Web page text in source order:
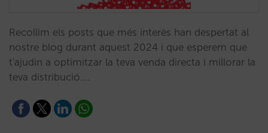
Recollim els posts que més interès han despertat al
nostre blog durant aquest 2024 i que esperem que
t'ajudin a optimitzar la teva venda directa i millorar la
teva distribució.…